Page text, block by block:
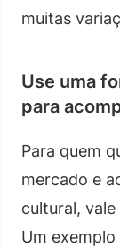
muitas
Use uma
para
Para quem
mercado e
cultural,
Um